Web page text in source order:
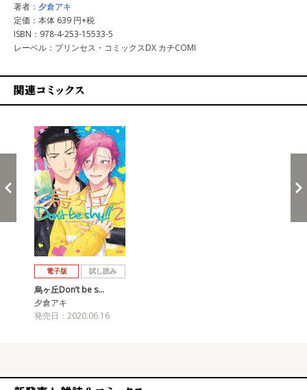
著者： 夕倉アキ
定価：本体 639 円+税
ISBN：978-4-253-15533-5
レーベル：プリンセス・コミックスDX カチCOMI
電子版 試し読み
烏ヶ丘Don’t be s…
夕倉アキ
発売日：2020.06.16